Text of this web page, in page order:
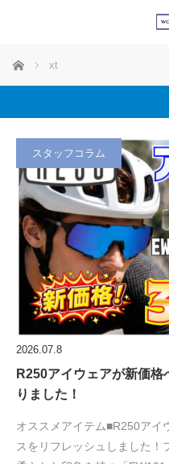
ホーム xt
スタッフコラム
2026.07.8
R250アイウェアが新価
りました！
オススメアイテム■R250アイ
スをリフレッシュしました！